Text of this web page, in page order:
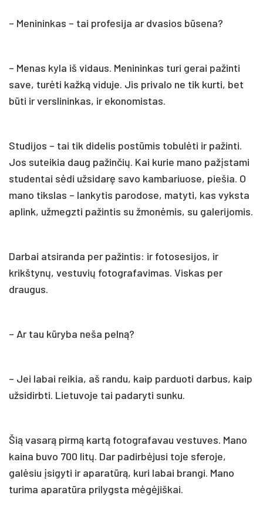
– Menininkas – tai profesija ar dvasios būsena?
– Menas kyla iš vidaus. Menininkas turi gerai pažinti
save, turėti kažką viduje. Jis privalo ne tik kurti, bet
būti ir verslininkas, ir ekonomistas.
Studijos – tai tik didelis postūmis tobulėti ir pažinti.
Jos suteikia daug pažinčių. Kai kurie mano pažįstami
studentai sėdi užsidarę savo kambariuose, piešia. O
mano tikslas – lankytis parodose, matyti, kas vyksta
aplink, užmegzti pažintis su žmonėmis, su galerijomis.
Darbai atsiranda per pažintis: ir fotosesijos, ir
krikštynų, vestuvių fotografavimas. Viskas per
draugus.
– Ar tau kūryba neša pelną?
– Jei labai reikia, aš randu, kaip parduoti darbus, kaip
užsidirbti. Lietuvoje tai padaryti sunku.
Šią vasarą pirmą kartą fotografavau vestuves. Mano
kaina buvo 700 litų. Dar padirbėjusi toje sferoje,
galėsiu įsigyti ir aparatūrą, kuri labai brangi. Mano
turima aparatūra prilygsta mėgėjiškai.